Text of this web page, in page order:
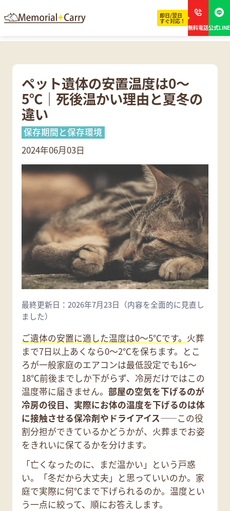
即日/翌日
すぐ対応！
無料電話公式LINE
ペット遺体の安置温度は0〜
5℃｜死後温かい理由と夏冬の
違い
保存期間と保存環境
2024年06月03日
最終更新日：2026年7月23日（内容を全面的に見直し
ました）
ご遺体の安置に適した温度は0〜5℃です。 火葬
まで7日以上あくなら0〜2℃を保ちます。とこ
ろが一般家庭のエアコンは最低設定でも16〜
18℃前後までしか下がらず、冷房だけではこの
温度帯に届きません。 部屋の空気を下げるのが
冷房の役目、実際にお体の温度を下げるのは体
に接触させる保冷剤やドライアイス——この役
割分担ができているかどうかが、火葬までお姿
をきれいに保てるかを分けます。
「亡くなったのに、まだ温かい」という戸惑
い。「冬だから大丈夫」と思っていいのか。家
庭で実際に何℃まで下げられるのか。温度とい
う一点に絞って、順にお答えします。